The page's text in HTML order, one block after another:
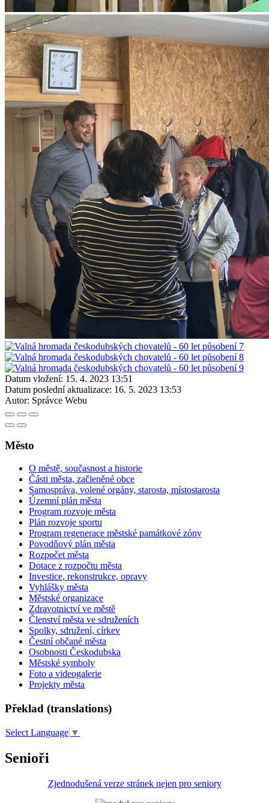
Datum vložení: 15. 4. 2023 13:51
Datum poslední aktualizace: 16. 5. 2023 13:53
Autor: Správce Webu
Město
O městě, současnost a historie
Části města, začleněné obce
Samospráva, volené orgány, starosta, místostarosta
Územní plán města
Program rozvoje města
Plán rozvoje sportu
Program regenerace městské památkové zóny
Povodňový plán města
Rozpočet města
Dotace z rozpočtu města
Investice, rekonstrukce, opravy
Vyhlášky města
Městské organizace
Zdravotnictví ve městě
Členství města ve sdruženích
Spolky, sdružení, církev
Čestní občané města
Osobnosti Českodubska
Městské symboly
Foto a videogalerie
Projekty města
Překlad (translations)
Select Language ▼
Senioři
Zjednodušená verze stránek nejen pro seniory